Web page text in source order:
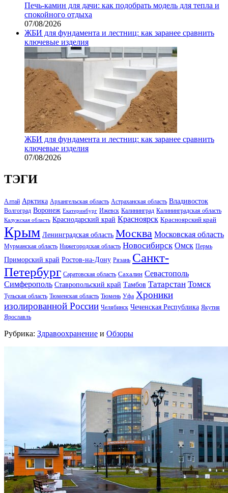
Печь-камин для дачи: как подобрать модель для тепла и
спокойного отдыха
07/08/2026
ЖБИ для фундамента и лестниц: как заранее сравнить
ключевые изделия
ЖБИ для фундамента и лестниц: как заранее сравнить
ключевые изделия
07/08/2026
ТЭГИ
Алтай Арктика Архангельская область Астраханская область Владивосток
Волгоград Воронеж Екатеринбург Ижевск Калининград Калининградская область
Калужская область Краснодарский край Красноярск Красноярский край
Крым Ленинградская область Москва Московская область
Мурманская область Нижегородская область Новосибирск Омск Пермь
Приморский край Ростов-на-Дону Рязань Санкт-
Петербург Саратовская область Сахалин Севастополь
Симферополь Ставропольский край Тамбов Татарстан Томск
Тульская область Тюменская область Тюмень Уфа Хроники
изолированной России Челябинск Чеченская Республика Якутия
Ярославль
Рубрика: Здравоохранение и Обзоры